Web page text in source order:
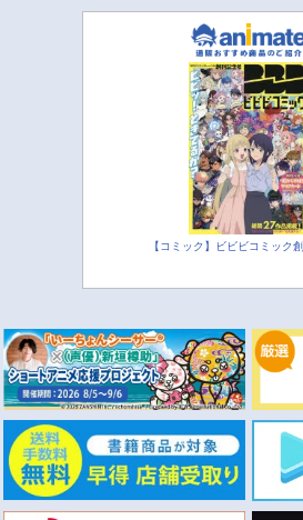
【コミック】ビビビコミック